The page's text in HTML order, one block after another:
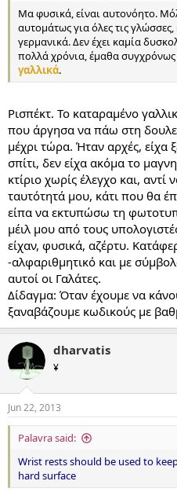
e
r
Μα φυσικά, είναι αυτονόητο.
αυτομάτως για όλες τις
γερμανικά. Δεν έχει καμία
πολλά χρόνια, έμαθα
γαλλικά.
Ρισπέκτ. Το καταραμένο
που άργησα να πάω στη
μέχρι τώρα. Ήταν αρχές, είχα
σπίτι, δεν είχα ακόμα το
κτίριο χωρίς έλεγχο και, αντί
ταυτότητά μου, κάτι που θα
είπα να εκτυπώσω τη
μέιλ μου από τους
είχαν, φυσικά, αζέρτυ.
-αλφαριθμητικό και με
αυτοί οι Γαλάτες.
Δίδαγμα: Όταν έχουμε να
ξαναβάζουμε κωδικούς με
dharvatis
¥
Jun 22, 2013
Palavra said:
Wrist rests should be used to
hard surface